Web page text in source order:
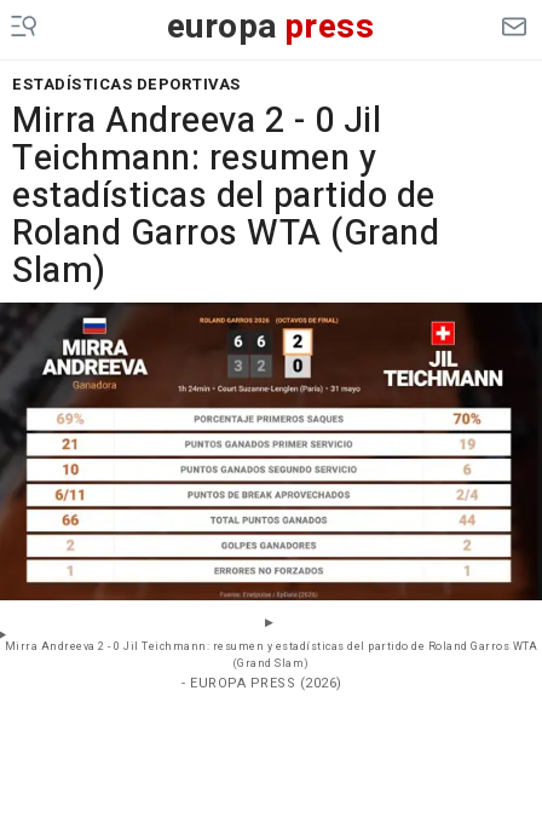
europa press
ESTADÍSTICAS DEPORTIVAS
Mirra Andreeva 2 - 0 Jil
Teichmann: resumen y
estadísticas del partido de
Roland Garros WTA (Grand
Slam)
Mirra Andreeva 2 - 0 Jil Teichmann: resumen y estadísticas del partido de Roland Garros WTA
(Grand Slam)
- EUROPA PRESS (2026)